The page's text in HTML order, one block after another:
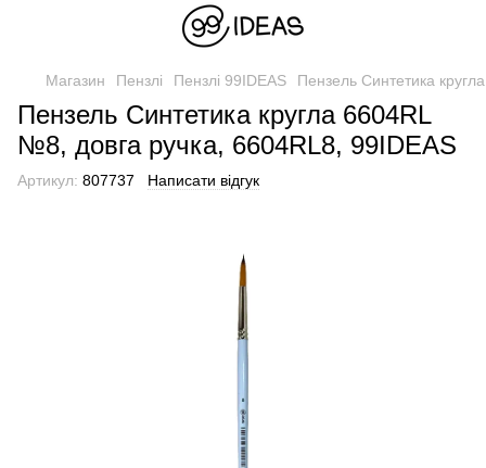
Магазин Пензлі Пензлі 99IDEAS Пензель Синтетика
Пензель Синтетика кругла 6604RL
№8, довга ручка, 6604RL8, 99IDEAS
Артикул: 807737 Написати відгук